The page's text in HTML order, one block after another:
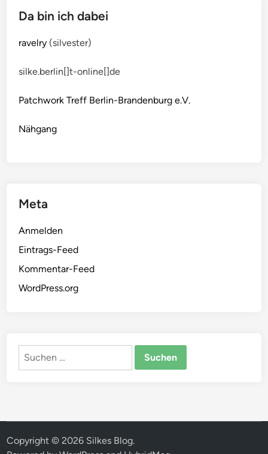
Da bin ich dabei
ravelry (silvester)
silke.berlin[]t-online[]de
Patchwork Treff Berlin-Brandenburg e.V.
Nähgang
Meta
Anmelden
Eintrags-Feed
Kommentar-Feed
WordPress.org
Suchen
Copyright © 2026 Silkes Blog.